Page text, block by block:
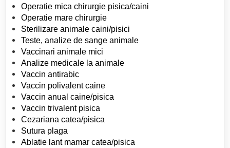
Operatie mica chirurgie pisica/caini
Operatie mare chirurgie
Sterilizare animale caini/pisici
Teste, analize de sange animale
Vaccinari animale mici
Analize medicale la animale
Vaccin antirabic
Vaccin polivalent caine
Vaccin anual caine/pisica
Vaccin trivalent pisica
Cezariana catea/pisica
Sutura plaga
Ablatie lant mamar catea/pisica